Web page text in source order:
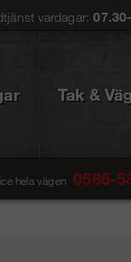
vardagar:
Tak &
hela vägen 0586-